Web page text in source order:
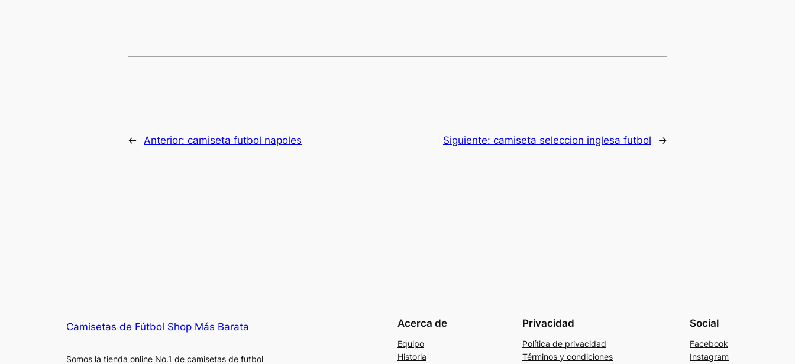
← Anterior: camiseta futbol napoles Siguiente: camiseta seleccion inglesa futbol →
Camisetas de Fútbol Shop Más Barata
Somos la tienda online No.1 de camisetas de futbol
Acerca de
Equipo
Historia
Privacidad
Política de privacidad
Términos y condiciones
Social
Facebook
Instagram